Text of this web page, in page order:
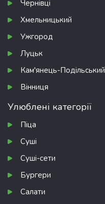
Чернівці
Хмельницький
Ужгород
Луцьк
Кам'янець-Подільський
Вінниця
Улюблені категорії
Піца
Суші
Суші-сети
Бургери
Салати